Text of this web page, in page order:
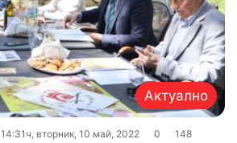
Актуално
14:31ч, вторник, 10 май, 2022 0 148